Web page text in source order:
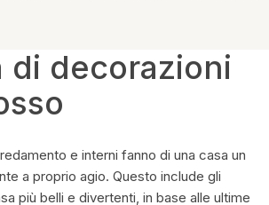
di decorazioni
e interni fanno di una casa un
a proprio agio. Questo include gli
più belli e divertenti, in base alle ultime